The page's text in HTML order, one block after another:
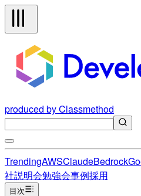
produced by Classmethod
TrendingAWSClaudeBedrock
社説明会勉強会事例採用
目次